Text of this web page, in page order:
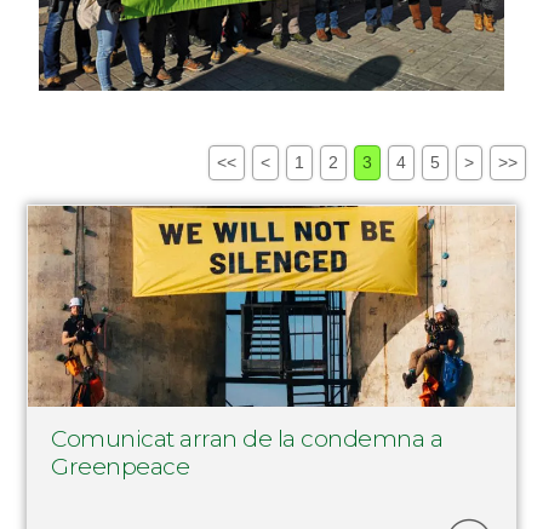
<< < 1 2 3 4 5 > >>
Comunicat arran de la condemna a
Greenpeace